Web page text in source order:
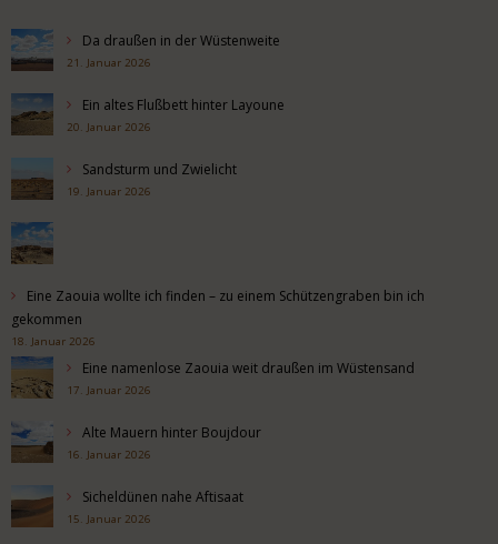
Da draußen in der Wüstenweite
21. Januar 2026
Ein altes Flußbett hinter Layoune
20. Januar 2026
Sandsturm und Zwielicht
19. Januar 2026
Eine Zaouia wollte ich finden – zu einem Schützengraben bin ich
gekommen
18. Januar 2026
Eine namenlose Zaouia weit draußen im Wüstensand
17. Januar 2026
Alte Mauern hinter Boujdour
16. Januar 2026
Sicheldünen nahe Aftisaat
15. Januar 2026